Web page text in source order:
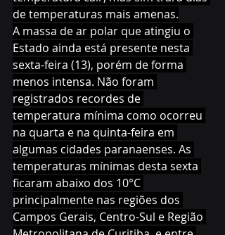
de temperaturas mais amenas.
A massa de ar polar que atingiu o
Estado ainda está presente nesta
sexta-feira (13), porém de forma
menos intensa. Não foram
registrados recordes de
temperatura mínima como ocorreu
na quarta e na quinta-feira em
algumas cidades paranaenses. As
temperaturas mínimas desta sexta
ficaram abaixo dos 10°C
principalmente nas regiões dos
Campos Gerais, Centro-Sul e Região